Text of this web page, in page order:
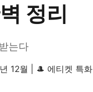
정리
는다
12월 | 🎩 에티켓 특화